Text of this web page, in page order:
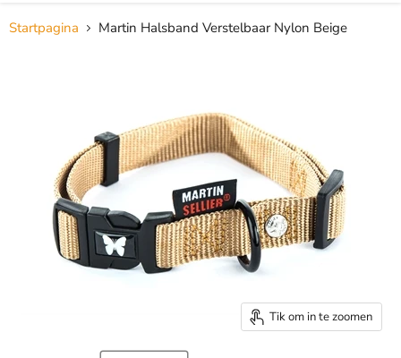
Startpagina Martin Halsband Verstelbaar Nylon Beige
Tik om in te zoomen